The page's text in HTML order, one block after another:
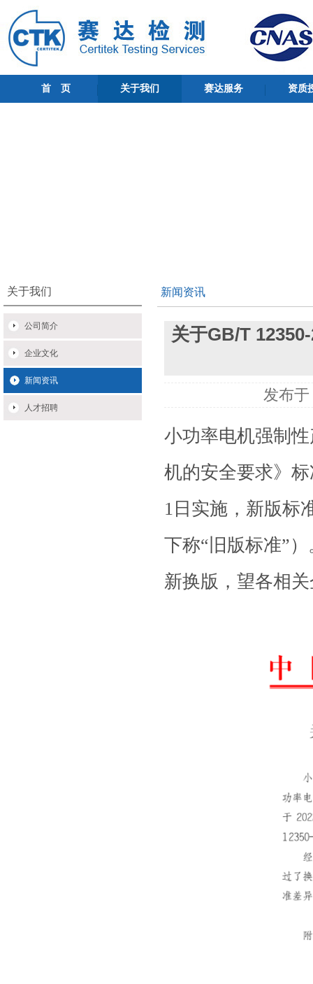
首 页 关于我们 赛达服务 资质
关于我们
公司简介
企业文化
新闻资讯
人才招聘
新闻资讯
关于GB/T
发布
小功率电机强制
机的安全要求》
1 日实施，新版标
下称“ 旧版标准”
新换版，望各相